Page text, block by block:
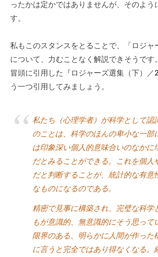
ったかは定かではありませんが、そのよう
す。
私もこのスタンスをとることで、「ロジャ
について、力むことなく解説できそうです。
冒頭に引用した『ロジャーズ選集（下）／
う一つ引用してみましょう。
私たち（心理学者）が科学として認
のことは、科学のほんの卑小な一部
は印象深い個人的意味合いのなかに
だとみることができる。これを個人
だと判断することが、統計的な有意
なものになるのである。
精密で見事に構築され、完璧な科学
もが意識的、無意識的にそう思って
限界のある、明らかに人間が作った
に言うと完全ではあり得なくなる。